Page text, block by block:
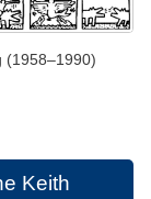
(1958–1990)
Keith